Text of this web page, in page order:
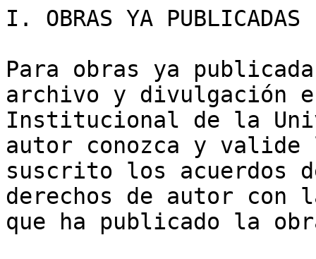
I. OBRAS YA PUBLICADAS
Para obras ya
archivo y divulgación
Institucional de la
autor conozca y valide
suscrito los acuerdos
derechos de autor
que ha publicado la